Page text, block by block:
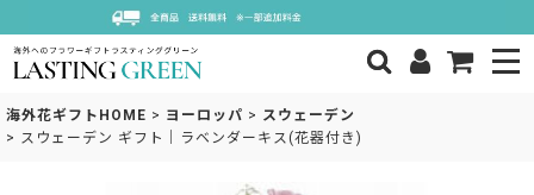
海外花ギフトHOME > ヨーロッパ > スウェーデン
> スウェーデン ギフト｜ラベンダーキス(花器付き)